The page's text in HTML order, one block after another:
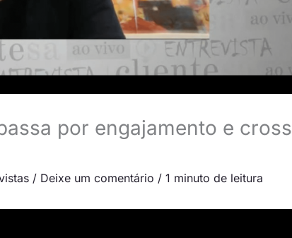
por engajamento e cross
/ Deixe um comentário / 1 minuto de leitura